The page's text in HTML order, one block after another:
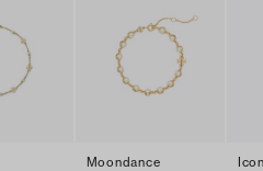
Moondance